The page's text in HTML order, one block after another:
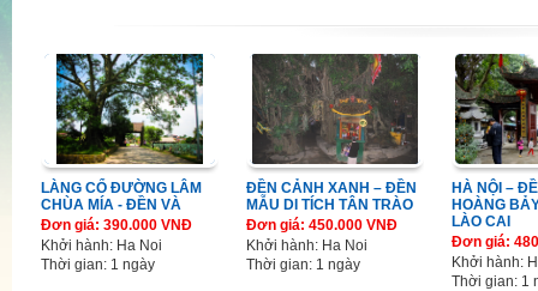
LÀNG CỔ ĐƯỜNG LÂM
CHÙA MÍA - ĐỀN VÀ
Đơn giá: 390.000 VNĐ
Khởi hành: Ha Noi
Thời gian: 1 ngày
ĐỀN CẢNH XANH – ĐỀN
MẪU DI TÍCH TÂN TRÀO
Đơn giá: 450.000 VNĐ
Khởi hành: Ha Noi
Thời gian: 1 ngày
HÀ NỘI –
HOÀNG
LÀO CAI
Đơn giá:
Khởi hành:
Thời gian: 1